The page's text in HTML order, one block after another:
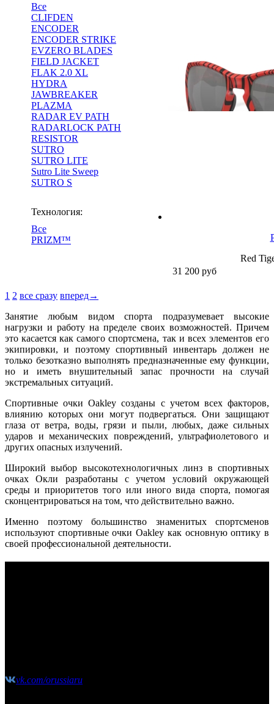
Все
CLIFDEN
ENCODER
ENCODER STRIKE
EVZERO BLADES
FIELD JACKET
FLAK 2.0 XL
HYDRA
JAWBREAKER
PLAZMA
RADAR EV PATH
RADARLOCK PATH
RESISTOR
SUTRO
SUTRO LITE
Sutro Lite Sweep
SUTRO S
Технология:
Все
PRIZM™
Red
31 200 руб
1 2 все сразу вперед→
Занятие любым видом спорта подразумевает высокие
нагрузки и работу на пределе своих возможностей. Причем
это касается как самого спортсмена, так и всех элементов его
экипировки, и поэтому спортивный инвентарь должен не
только безотказно выполнять предназначенные ему функции,
но и иметь внушительный запас прочности на случай
экстремальных ситуаций.
Спортивные очки Oakley созданы с учетом всех факторов,
влиянию которых они могут подвергаться. Они защищают
глаза от ветра, воды, грязи и пыли, любых, даже сильных
ударов и механических повреждений, ультрафиолетового и
других опасных излучений.
Широкий выбор высокотехнологичных линз в спортивных
очках Окли разработаны с учетом условий окружающей
среды и приоритетов того или иного вида спорта, помогая
сконцентрироваться на том, что действительно важно.
Именно поэтому большинство знаменитых спортсменов
используют спортивные очки Oakley как основную оптику в
своей профессиональной деятельности.
vk.com/orussiaru